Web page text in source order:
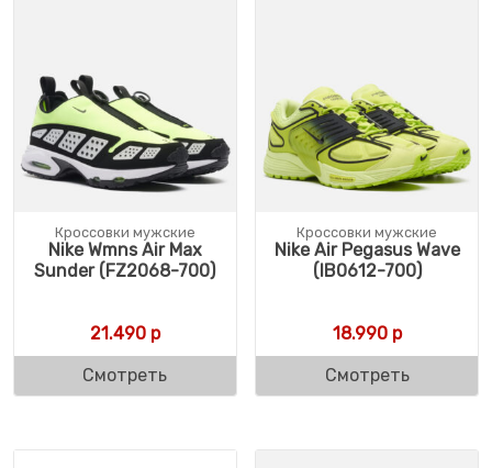
Кроссовки мужские
Nike Wmns Air Max
Sunder (FZ2068-700)
21.490р
Смотреть
Кроссовки мужские
Nike Air Pegasus Wave
(IB0612-700)
18.990р
Смотреть